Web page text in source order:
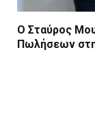
Ο Σταύρος
Πωλήσεων